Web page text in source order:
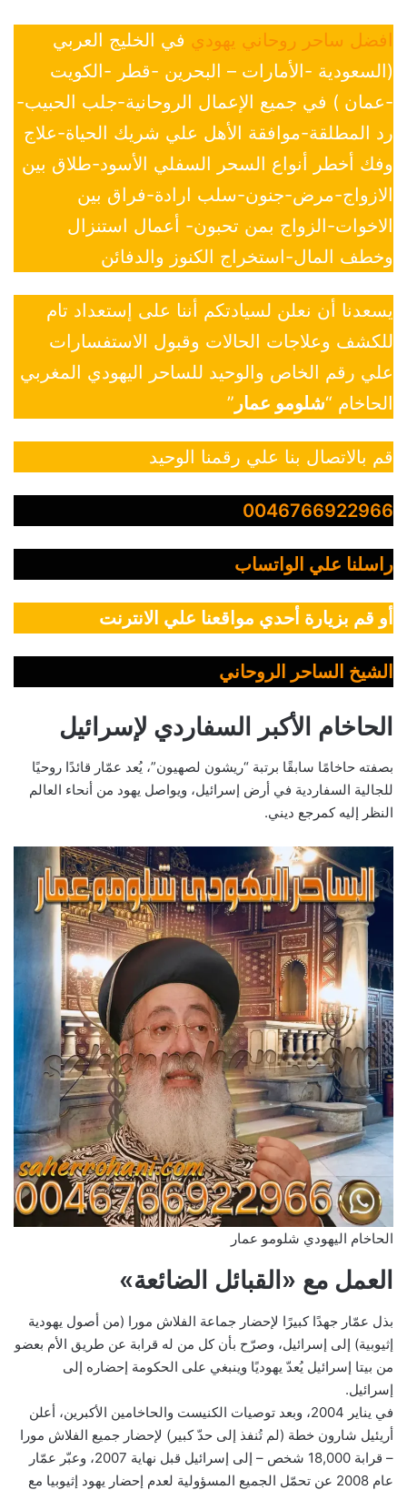
افضل ساحر روحاني يهودي في الخليج العربي
(السعودية -الأمارات – البحرين -قطر -الكويت
-عمان ) في جميع الإعمال الروحانية-جلب الحبيب-
رد المطلقة-موافقة الأهل علي شريك الحياة-علاج
وفك أخطر أنواع السحر السفلي الأسود-طلاق بين
الازواج-مرض-جنون-سلب ارادة-فراق بين
الاخوات-الزواج بمن تحبون- أعمال استنزال
وخطف المال-استخراج الكنوز والدفائن
يسعدنا أن نعلن لسيادتكم أننا على إستعداد تام
للكشف وعلاجات الحالات وقبول الاستفسارات
علي رقم الخاص والوحيد للساحر اليهودي المغربي
الحاخام “شلومو عمار ”
قم بالاتصال بنا علي رقمنا الوحيد
0046766922966
راسلنا علي الواتساب
أو قم بزيارة أحدي مواقعنا علي الانترنت
الشيخ الساحر الروحاني
الحاخام الأكبر السفاردي لإسرائيل
بصفته حاخامًا سابقًا برتبة “ريشون لصهيون”، يُعد عمّار قائدًا روحيًا
للجالية السفاردية في أرض إسرائيل، ويواصل يهود من أنحاء العالم
النظر إليه كمرجع ديني.
الحاخام اليهودي شلومو عمار
العمل مع «القبائل الضائعة»
بذل عمّار جهدًا كبيرًا لإحضار جماعة الفلاش مورا (من أصول يهودية
إثيوبية) إلى إسرائيل، وصرّح بأن كل من له قرابة عن طريق الأم بعضو
من بيتا إسرائيل يُعدّ يهوديًا وينبغي على الحكومة إحضاره إلى
إسرائيل.
في يناير 2004، وبعد توصيات الكنيست والحاخامين الأكبرين، أعلن
أريئيل شارون خطة (لم تُنفذ إلى حدّ كبير) لإحضار جميع الفلاش مورا
– قرابة 18,000 شخص – إلى إسرائيل قبل نهاية 2007، وعبّر عمّار
عام 2008 عن تحمّل الجميع المسؤولية لعدم إحضار يهود إثيوبيا مع